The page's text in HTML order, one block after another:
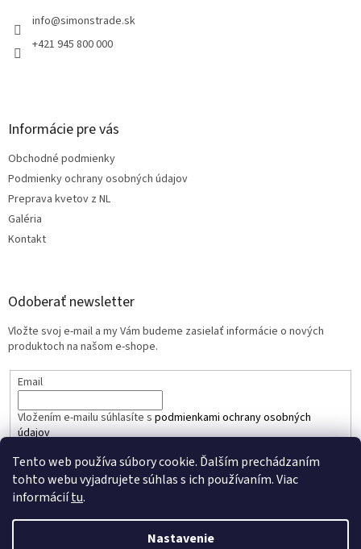
Tento web používa súbory cookie. Ďalším prechádzaním
tohto webu vyjadrujete súhlas s ich používaním. Viac
informáciítu.
Nastavenie
info@simonstrade.sk
+421 945 800 000
Informácie pre vás
Obchodné podmienky
Podmienky ochrany osobných údajov
Preprava kvetov z NL
Galéria
Kontakt
Odoberať newsletter
Vložte svoj e-mail a my Vám budeme zasielať informácie o nových
produktoch na našom e-shope.
Email
Vložením e-mailu súhlasíte s podmienkami ochrany osobných
údajov
PRIHLÁSIŤ SA
Vytvoril Shoptet